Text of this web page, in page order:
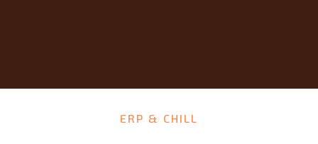
ERP & CHILL